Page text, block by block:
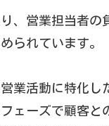
、営業担当者
られています。
業活動に特化
ェーズで顧客